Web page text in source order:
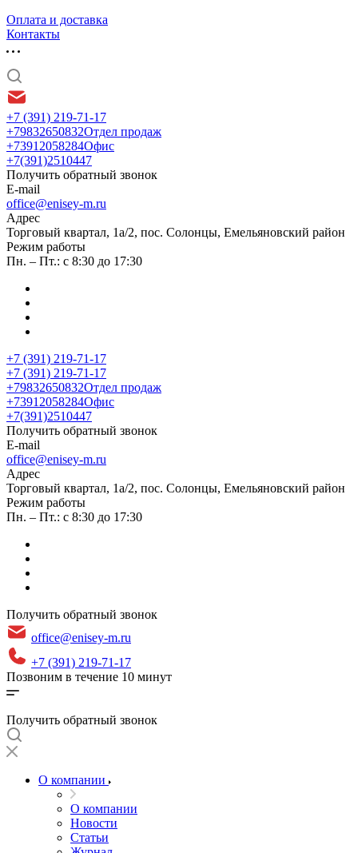
Оплата и доставка
Контакты
+7 (391) 219-71-17
+79832650832Отдел продаж
+73912058284Офис
+7(391)2510447
Получить обратный звонок
E-mail
office@enisey-m.ru
Адрес
​Торговый квартал, 1а/2, пос. Солонцы, Емельяновский район
Режим работы
Пн. – Пт.: с 8:30 до 17:30
+7 (391) 219-71-17
+7 (391) 219-71-17
+79832650832Отдел продаж
+73912058284Офис
+7(391)2510447
Получить обратный звонок
E-mail
office@enisey-m.ru
Адрес
​Торговый квартал, 1а/2, пос. Солонцы, Емельяновский район
Режим работы
Пн. – Пт.: с 8:30 до 17:30
Получить обратный звонок
office@enisey-m.ru
+7 (391) 219-71-17
Позвоним в течение 10 минут
Получить обратный звонок
О компании
О компании
Новости
Статьи